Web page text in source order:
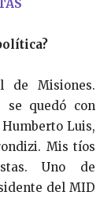
de Misiones.
se quedó con
Luis,
Mis tíos
Uno de
del MID